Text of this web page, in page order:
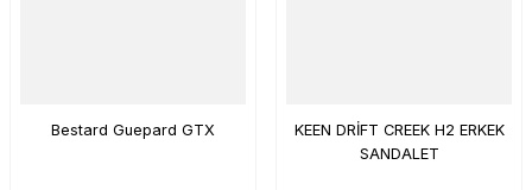
Bestard Guepard GTX
KEEN DRİFT CREEK H2 ERKEK
SANDALET